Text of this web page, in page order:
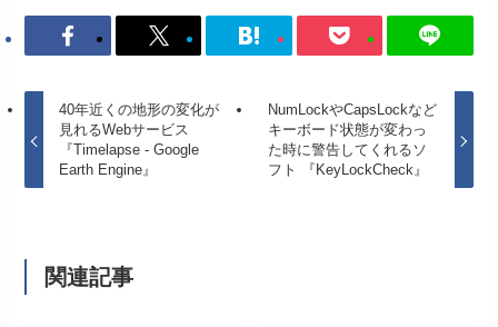
40年近くの地形の変化が
見れるWebサービス
『Timelapse - Google
Earth Engine』
NumLockやCapsLockなど
キーボード状態が変わっ
た時に警告してくれるソ
フト 『KeyLockCheck』
関連記事